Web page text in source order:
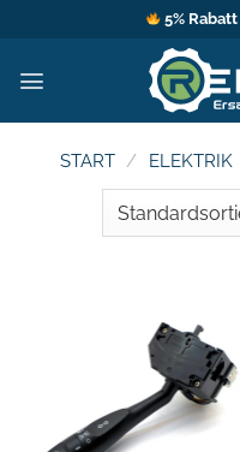
springen
5%
START / ELEKTRIK